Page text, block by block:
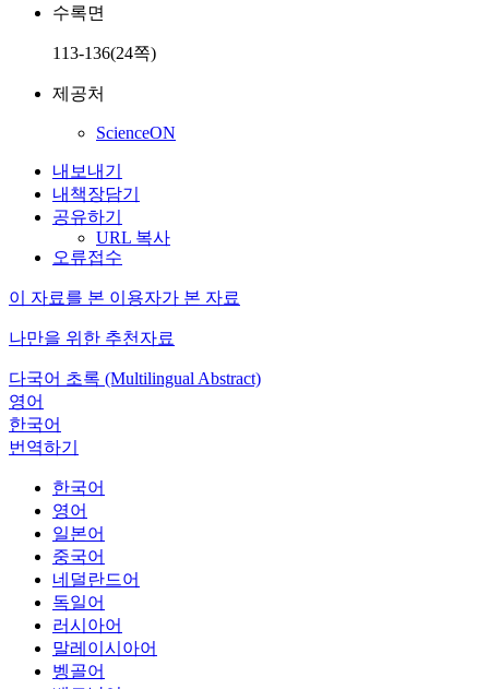
수록면
113-136(24쪽)
제공처
ScienceON
내보내기
내책장담기
공유하기
URL 복사
오류접수
이 자료를 본 이용자가 본 자료
나만을 위한 추천자료
다국어 초록 (Multilingual Abstract)
영어
한국어
번역하기
한국어
영어
일본어
중국어
네덜란드어
독일어
러시아어
말레이시아어
벵골어